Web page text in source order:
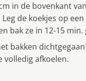
in de bovenkant
de koekjes op
bak ze in 12-15
bakken
volledig afkoelen.